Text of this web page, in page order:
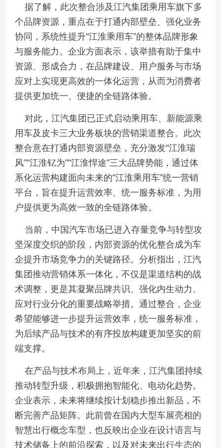
据了解，此次整合涉及江汽集团乘用车旗下多
个品牌资源，重点在于打通内部壁垒、强化业务
协同，系统性提升“江淮乘用车”的整体品牌形象
与服务能力。企业方面表示，该举措有助于集中
资源、形成合力，在品牌建设、用户服务与市场
应对上实现更高效的一体化运营，从而为消费者
提供更加统一、便捷的全链路体验。
对此，江汽集团已正式启动乘用车、新能源乘
用车及皮卡三大业务板块的营销渠道整合。此次
整合意在打通内部资源壁垒，充分激发“江淮瑞
风”“江淮钇为”“江淮悍途”三大品牌势能，通过体
系化运营构建面向未来的“江淮乘用车”统一营销
平台，旨在提升运营效率、统一服务标准，为用
户提供更为高效一致的全链路体验。
当前，中国汽车市场已进入存量竞争与转型攻
坚深度交织的阶段，内部资源的优化整合成为车
企提升市场竞争力的关键路径。分析指出，江汽
集团推动营销体系一体化，不仅是渠道结构的战
术调整，更是其凝聚品牌共识、强化内生动力、
应对行业分化的重要战略举措。通过整合，企业
希望能够进一步提升运营效率，统一服务标准，
为后续产品与技术的有序投放构建更加坚实的前
端支撑。
在产品与技术布局上，近年来，江汽集团持续
推动转型升级，积极拥抱智能化、电动化趋势。
企业表示，未来将继续按计划稳步推出新品，不
断完善产品矩阵。此前曾在国内大型车展亮相的
智慧出行概念车型，也反映出企业在设计语言与
技术储备上的前沿探索，以及对未来出行生态的